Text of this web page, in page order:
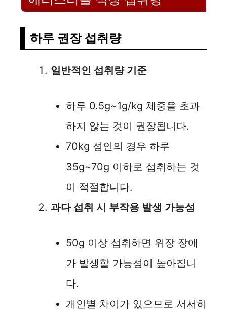
하루 권장 섭취량
일반적인 섭취량 기준
하루 0.5g~1g/kg 체중을 초과
하지 않는 것이 권장됩니다.
70kg 성인의 경우 하루
35g~70g 이하로 섭취하는 것
이 적절합니다.
과다 섭취 시 부작용 발생 가능성
50g 이상 섭취하면 위장 장애
가 발생할 가능성이 높아집니
다.
개인별 차이가 있으므로 서서히